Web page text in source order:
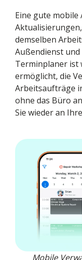
Eine gute
demselben
Außendienst
Terminplaner ist
ermöglicht, die
Arbeitsaufträge
ohne das Büro
Sie wieder an
Mobile